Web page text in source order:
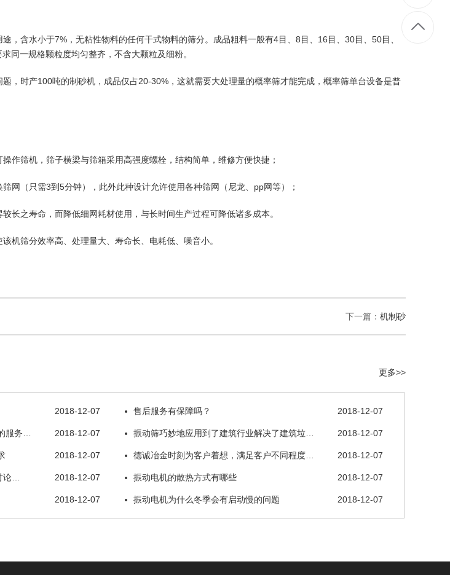
，含水小于7%，无粘性物料的任何干式物料的筛分。成品粗料一般有4目、8目、16目、30目、50目、
同一规格颗粒度均匀整齐，不含大颗粒及细粉。
，时产100吨的制砂机，成品仅占20-30%，这就需要大处理量的概率筛才能完成，概率筛单台设备是普
作筛机， 筛子横梁与筛箱采用高强度螺栓，结构简单，维修方便快捷；
网（只需3到5分钟），此外此种设计允许使用各种筛网（尼龙、pp网等）；
长之寿命，而降低细网耗材使用，与长时间生产过程可降低诸多成本。
机筛分效率高、处理量大、寿命长、电耗低、噪音小。
下一篇： 机制砂
更多>>
2018-12-07 2018-12-07
售后服务有保障吗？
2018-12-07
服务… 2018-12-07
振动筛巧妙地应用到了建筑行业解决了建筑垃…
2018-12-07 2018-12-07
德诚冶金时刻为客户着想，满足客户不同程度…
2018-12-07
论… 2018-12-07
振动电机的散热方式有哪些
2018-12-07 2018-12-07
振动电机为什么冬季会有启动慢的问题